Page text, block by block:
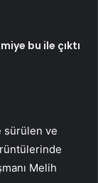
bu ile çıktı
sürülen ve
Melih